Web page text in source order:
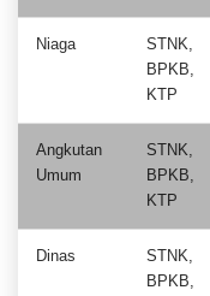
Niaga
STNK,
BPKB,
KTP
Angkutan
Umum
STNK,
BPKB,
KTP
Dinas
STNK,
BPKB,